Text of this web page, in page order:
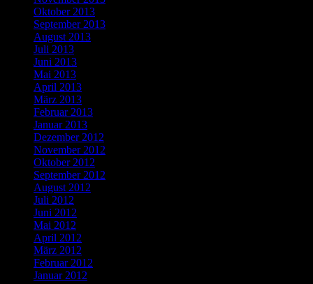
Oktober 2013
September 2013
August 2013
Juli 2013
Juni 2013
Mai 2013
April 2013
März 2013
Februar 2013
Januar 2013
Dezember 2012
November 2012
Oktober 2012
September 2012
August 2012
Juli 2012
Juni 2012
Mai 2012
April 2012
März 2012
Februar 2012
Januar 2012